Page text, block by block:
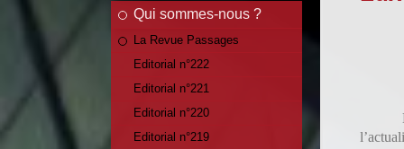
Qui sommes-nous ?
La Revue Passages
Editorial n°222
Editorial n°221
Editorial n°220
Editorial n°219